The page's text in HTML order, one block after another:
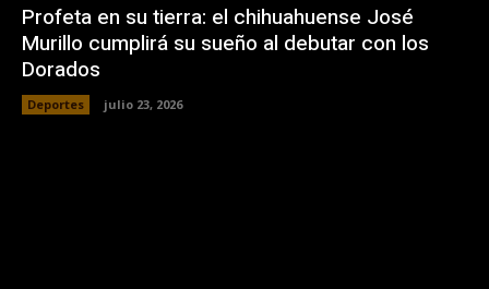
Profeta en su tierra: el chihuahuense José
Murillo cumplirá su sueño al debutar con los
Dorados
Deportes julio 23, 2026